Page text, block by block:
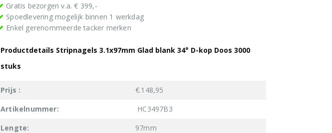
Gratis bezorgen v.a. € 399,-
Spoedlevering mogelijk binnen 1 werkdag
Enkel gerenommeerde tacker merken
Productdetails Stripnagels 3.1x97mm Glad blank 34° D-kop Doos 3000
stuks
Prijs :
€.148,95
Artikelnummer:
HC3497B3
Lengte:
97mm